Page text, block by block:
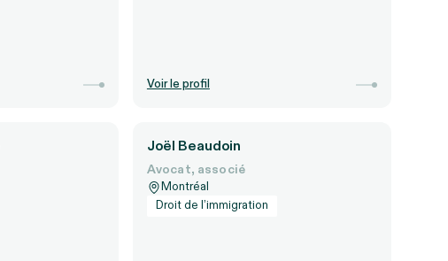
Voir le profil
Joël Beaudoin
Avocat, associé
Montréal
Droit de l’immigration